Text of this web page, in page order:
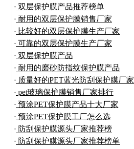
· 双层保护膜产品推荐榜单
· 耐用的双层保护膜销售厂家
· 比较好的双层保护膜生产厂家
· 可靠的双层保护膜生产厂家
· 双层保护膜产品
· 耐用的磨砂防指纹保护膜产品
· 质量好的PET蓝光防刮保护膜厂家
· pet玻璃保护膜销售厂家排行
· 预涂PET保护膜产品十大厂家
· 预涂PET保护膜工厂怎么选
· 防刮保护膜源头厂家推荐榜
· 防刮保护膜源头厂家推荐榜单